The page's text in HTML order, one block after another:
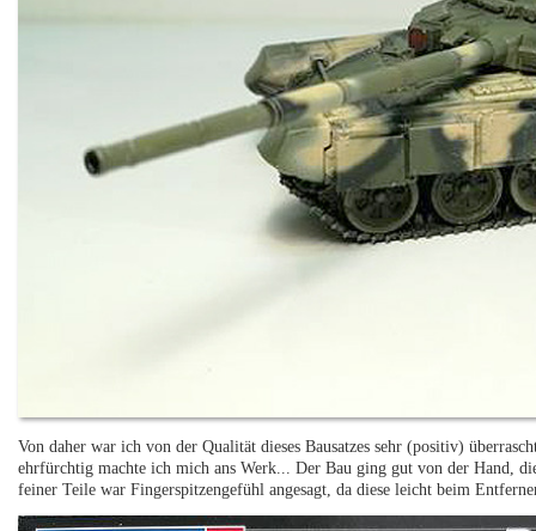
Von daher war ich von der Qualität dieses Bausatzes sehr (positiv)
ehrfürchtig machte ich mich ans Werk... Der Bau ging gut von der Hand,
feiner Teile war Fingerspitzengefühl angesagt, da diese leicht beim